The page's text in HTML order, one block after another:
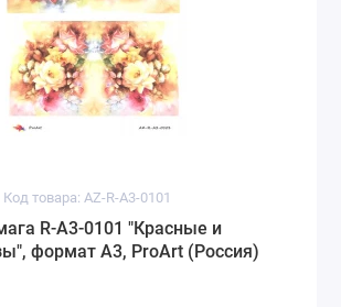
Код товара: AZ-R-A3-0101
R-A3-0101 "Красные и
формат А3, ProArt (Россия)